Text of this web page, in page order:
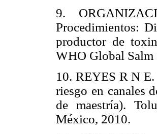
9.
Procedimientos:
productor de
WHO Global
10. REYES R N
riesgo en canales
de maestría).
México, 2010.